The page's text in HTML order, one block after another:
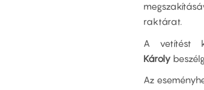
raktárat.
A vetítést
Károly
Az